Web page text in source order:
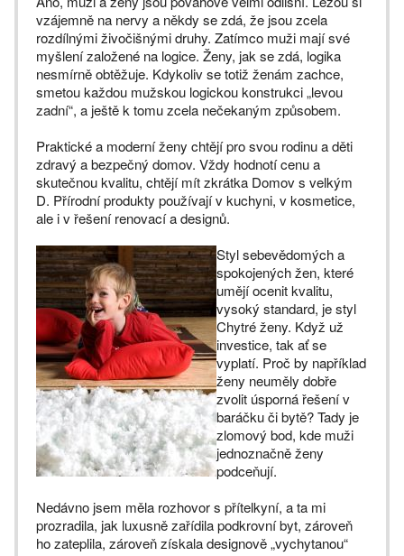
vzájemně na nervy a někdy se zdá, že jsou zcela
rozdílnými živočišnými druhy. Zatímco muži mají své
myšlení založené na logice. Ženy, jak se zdá, logika
nesmírně obtěžuje. Kdykoliv se totiž ženám zachce,
smetou každou mužskou logickou konstrukci „levou
zadní“, a ještě k tomu zcela nečekaným způsobem.
Praktické a moderní ženy chtějí pro svou rodinu a děti
zdravý a bezpečný domov. Vždy hodnotí cenu a
skutečnou kvalitu, chtějí mít zkrátka Domov s velkým
D. Přírodní produkty používají v kuchyni, v kosmetice,
ale i v řešení renovací a designů.
Styl sebevědomých a
spokojených žen, které
umějí ocenit kvalitu,
vysoký standard, je styl
Chytré ženy. Když už
investice, tak ať se
vyplatí. Proč by například
ženy neuměly dobře
zvolit úsporná řešení v
baráčku či bytě? Tady je
zlomový bod, kde muži
jednoznačně ženy
podceňují.
Nedávno jsem měla rozhovor s přítelkyní, a ta mi
prozradila, jak luxusně zařídila podkrovní byt, zároveň
ho zateplila, zároveň získala designově „vychytanou“